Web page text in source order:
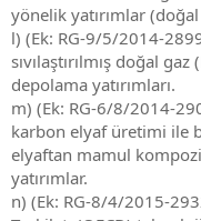
yönelik yatırımlar
l) (Ek: RG-9/5/2014-
sıvılaştırılmış doğal
depolama yatırımları.
m) (Ek: RG-6/8/2014-
karbon elyaf üretimi ile
elyaftan mamul
yatırımlar.
n) (Ek: RG-8/4/2015-